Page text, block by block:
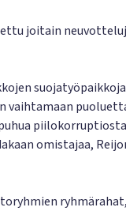
joitain
vaihtamaan
omistajaa,
ryhmärahat,